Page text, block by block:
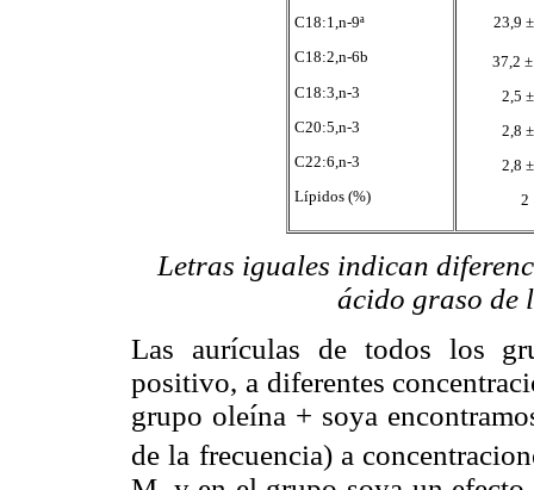
C18:1,n-9ª
C18:2,n-6b
C18:3,n-3
C20:5,n-3
C22:6,n-3
Lípidos (%)
23,9
37,2
2,5
2,8
2,8
2
Letras iguales indican
ácido graso de
Las aurículas de todos los
positivo, a diferentes
grupo oleína + soya
de la frecuencia) a